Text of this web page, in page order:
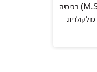
תואר שני משולב (M.Sc) בכימיה
מולקולרית